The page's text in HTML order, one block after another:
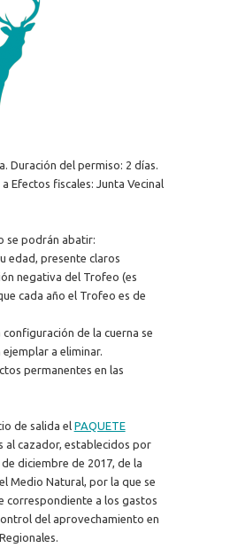
Duración del permiso: 2 días.
Efectos fiscales: Junta Vecinal
se podrán abatir:
edad, presente claros
negativa del Trofeo (es
cada año el Trofeo es de
configuración de la cuerna se
a eliminar.
permanentes en las
de salida el PAQUETE
al cazador, establecidos por
de diciembre de 2017, de la
Medio Natural, por la que se
correspondiente a los gastos
del aprovechamiento en